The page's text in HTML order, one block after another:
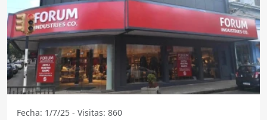
Fecha: 1/7/25 - Visitas: 860